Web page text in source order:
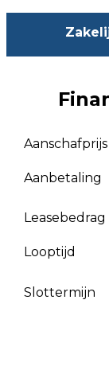
Aanschafprijs
Aanbetaling
Leasebedrag
Looptijd
Slottermijn